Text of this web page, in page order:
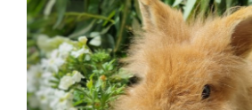
TIERHALTUNG UND RECHT
VEREIN